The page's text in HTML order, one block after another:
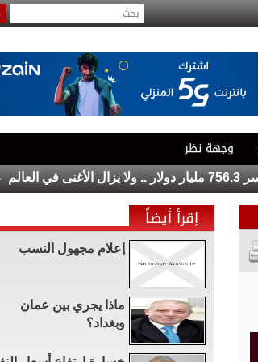
وجهة نظر
إقرأ أيضاً
إعلام مجهول النسب
ماذا يجري بين عمان
وبغداد؟